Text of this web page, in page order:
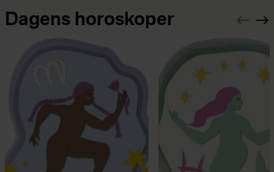
Dagens horoskoper